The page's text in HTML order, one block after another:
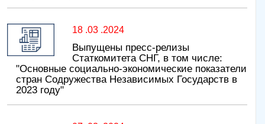
18 .03 .2024
Выпущены пресс-релизы
Статкомитета СНГ, в том числе:
"Основные социально-экономические показатели
стран Содружества Независимых Государств в
2023 году"